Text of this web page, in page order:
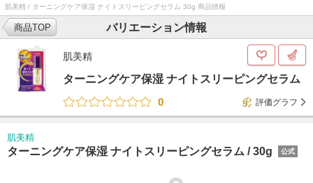
肌美精 / ターニングケア保湿 ナイトスリーピングセラム 30g 商品情報
バリエーション情報
商品TOP
肌美精
ターニングケア保湿 ナイトスリーピングセラム
0
評価グラフ
肌美精
ターニングケア保湿 ナイトスリーピングセラム /30g 公式